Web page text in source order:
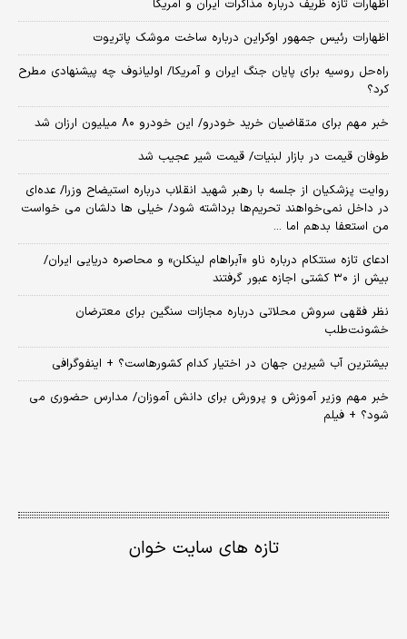
اظهارات تازه ظریف درباره مذاکرات ایران و آمریکا
اظهارات رئیس جمهور اوکراین درباره ساخت موشک پاتریوت
راه‌حل روسیه برای پایان جنگ ایران و آمریکا/ اولیانوف چه پیشنهادی مطرح
کرد؟
خبر مهم برای متقاضیان خرید خودرو/ این خودرو ۸۰ میلیون ارزان شد
طوفان قیمت در بازار لبنیات/ قیمت شیر عجیب شد
روایت پزشکیان از جلسه با رهبر شهید انقلاب درباره استیضاح وزرا/ عده‌ای
در داخل نمی‌خواهند تحریم‌ها برداشته شود/ خیلی ها دلشان می خواست
من استعفا بدهم اما ...
ادعای تازه سنتکام درباره ناو «آبراهام لینکلن» و محاصره دریایی ایران/
بیش از ۳۰ کشتی اجازه عبور گرفتند
نظر فقهی سروش محلاتی درباره مجازات سنگین برای معترضان
خشونت‌طلب
بیشترین آب شیرین جهان در اختیار کدام کشورهاست؟ + اینفوگرافی
خبر مهم وزیر آموزش و پرورش برای دانش آموزان/ مدارس حضوری می
شود؟ + فیلم
تازه های سایت خوان